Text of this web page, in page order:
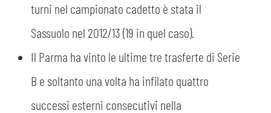
turni nel campionato cadetto è stata il
Sassuolo nel 2012/13 (19 in quel caso).
Il Parma ha vinto le ultime tre trasferte di Serie
B e soltanto una volta ha infilato quattro
successi esterni consecutivi nella